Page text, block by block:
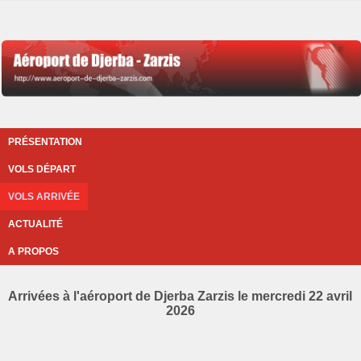
PRÉSENTATION
VOLS DÉPART
VOLS ARRIVÉE
ACTUALITÉ
A PROPOS
Arrivées à l'aéroport de Djerba Zarzis le mercredi 22 avril
2026